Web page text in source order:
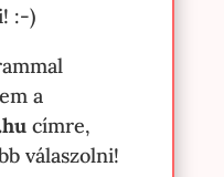
:-)
a
címre,
válaszolni!